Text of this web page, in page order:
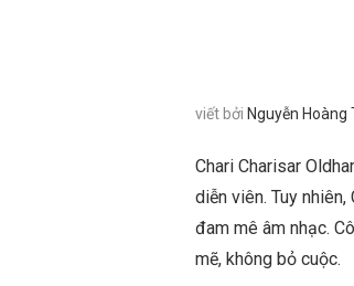
viết bởi Nguyễn Hoàng
Chari Charisar
diễn viên. Tuy
đam mê âm nhạc.
mẽ, không bỏ cuộc.